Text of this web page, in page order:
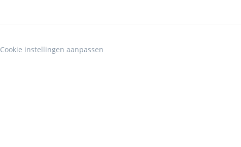
Cookie instellingen aanpassen